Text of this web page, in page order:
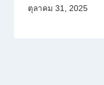
ตุลาคม 31, 2025